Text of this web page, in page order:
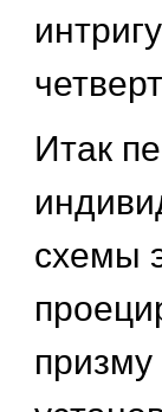
Итак
схемы
призму